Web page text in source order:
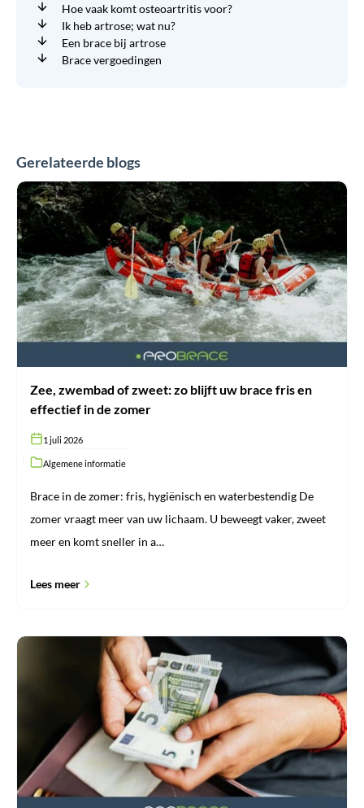
Hoe vaak komt osteoartritis voor?
Ik heb artrose; wat nu?
Een brace bij artrose
Brace vergoedingen
Gerelateerde blogs
Zee,
zwembad
zweet:
zo
blijft
uw
brace
fris
en
effectief
in
zomer
Zee, zwembad of zweet: zo blijft uw brace fris en
effectief in de zomer
1 juli 2026
Algemene informatie
Brace in de zomer: fris, hygiënisch en waterbestendig De
zomer vraagt meer van uw lichaam. U beweegt vaker, zweet
meer en komt sneller in a…
Lees meer
aanbiedt
kredietdiensten
zoals
Klarna
of
Riverty